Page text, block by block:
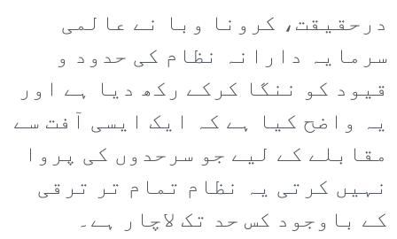
درحقیقت، کرونا وبا نے عالمی
سرمایہ دارانہ نظام کی حدود و
قیود کو ننگا کرکے رکھ دیا ہے اور
یہ واضح کیا ہے کہ ایک ایسی آفت سے
مقابلے کے لیے جو سرحدوں کی پروا
نہیں کرتی یہ نظام تمام تر ترقی
کے باوجود کس حد تک لاچار ہے۔